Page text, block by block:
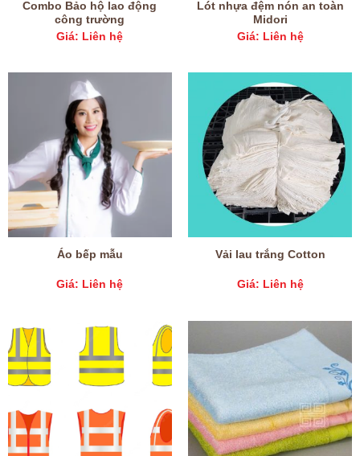
Combo Bảo hộ lao động
công trường
Giá: Liên hệ
Lót nhựa đệm nón an toàn
Midori
Giá: Liên hệ
Áo bếp mẫu
Giá: Liên hệ
Vải lau trắng Cotton
Giá: Liên hệ